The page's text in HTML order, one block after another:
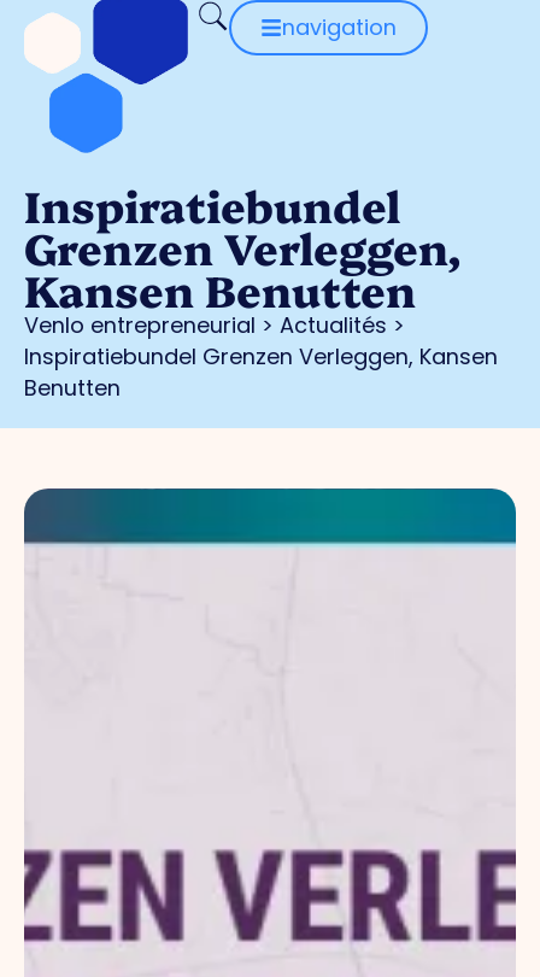
navigation
Inspiratiebundel
Grenzen Verleggen,
Kansen Benutten
Venlo entrepreneurial > Actualités >
Inspiratiebundel Grenzen Verleggen, Kansen
Benutten